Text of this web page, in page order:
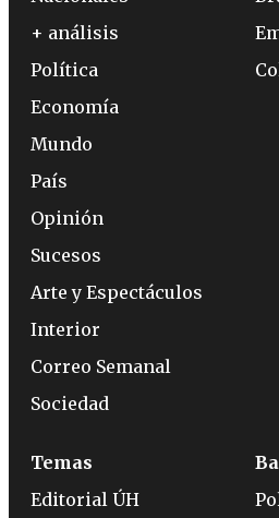
+ análisis
Política
Economía
Mundo
País
Opinión
Sucesos
Arte y Espectáculos
Interior
Correo Semanal
Sociedad
Temas
Editorial ÚH